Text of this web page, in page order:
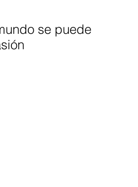
se puede